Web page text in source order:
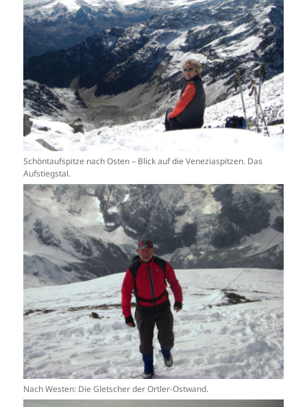
Schöntaufspitze nach Osten – Blick auf die Veneziaspitzen. Das
Aufstiegstal.
Nach Westen: Die Gletscher der Ortler-Ostwand.